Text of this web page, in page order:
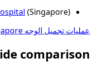
(Singapore)
عمليات تجميل الوجه
comparison